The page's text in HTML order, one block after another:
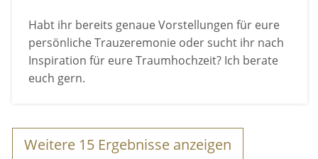
Habt ihr bereits genaue Vorstellungen für eure
persönliche Trauzeremonie oder sucht ihr nach
Inspiration für eure Traumhochzeit? Ich berate
euch gern.
Weitere 15 Ergebnisse anzeigen